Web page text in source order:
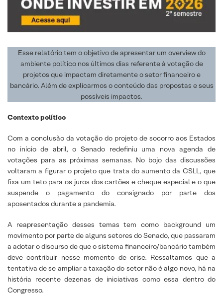
Esse relatório tem o objetivo de apresentar um overview do
ambiente político nos últimos dias referente à votação de
projetos que impactam diretamente o setor financeiro e
bancário. Além de explicarmos o conteúdo das propostas e seus
possíveis impactos.
Contexto político
Com a conclusão da votação do projeto de socorro aos Estados
no início de abril, o Senado redefiniu uma nova agenda de
votações para as próximas semanas. No bojo das discussões
voltaram a figurar o projeto que trata do aumento da CSLL, que
fixa um teto para os juros dos cartões e cheque especial e o que
suspende o pagamento do consignado por parte dos
aposentados durante a pandemia.
A reapresentação desses temas tem como background um
movimento por parte de alguns setores do Senado, que passaram
a adotar o discurso de que o sistema financeiro/bancário também
deve contribuir nesse momento de crise. Ressaltamos que a
tentativa de se ampliar a taxação do setor não é algo novo, há na
história recente dezenas de iniciativas como essa dentro do
Congresso.